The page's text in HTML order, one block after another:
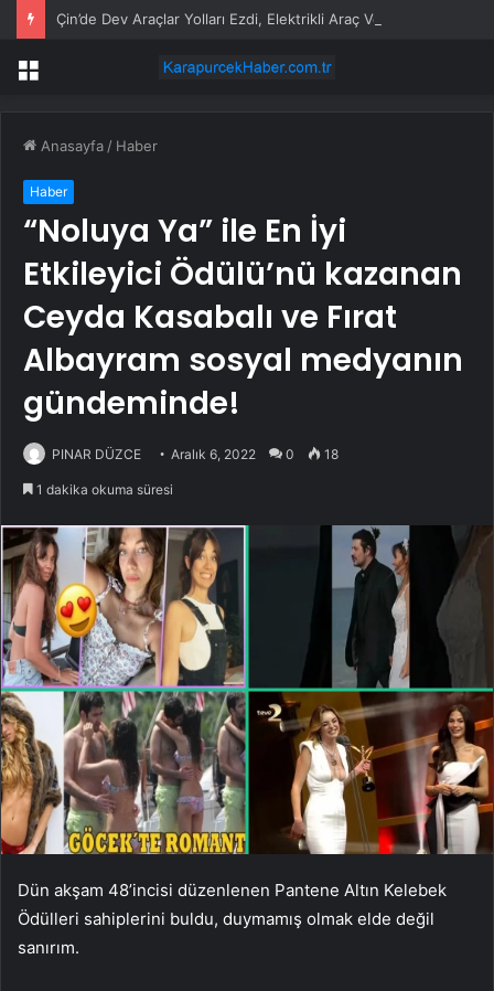
Menü
Anasayfa / Haber
Haber
“Noluya Ya” ile En İyi
Etkileyici Ödülü’nü kazanan
Ceyda Kasabalı ve Fırat
Albayram sosyal medyanın
gündeminde!
PINAR DÜZCE Aralık 6, 2022 0 18
1 dakika okuma süresi
Dün akşam 48’incisi düzenlenen Pantene Altın Kelebek
Ödülleri sahiplerini buldu, duymamış olmak elde değil
sanırım.